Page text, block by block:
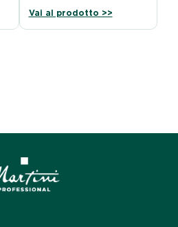
Vai al prodotto >>